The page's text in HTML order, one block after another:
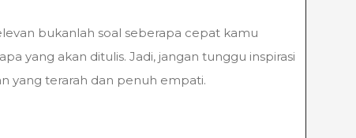
bukanlah soal seberapa cepat kamu
yang akan ditulis. Jadi, jangan tunggu inspirasi
yang terarah dan penuh empati.